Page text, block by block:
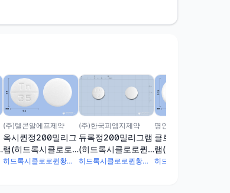
(주)텔콘알에프제약
옥시퀸정200밀리그
램(히드록시클로로
퀸황산염)
히드록시클로로퀸황산염 200mg
(주)한국피엠지제약
듀록정200밀리그램
(히드록시클로로퀸
황산염)
히드록시클로로퀸황산염 200mg
명인제약(주)
클로퀸정200밀리그
램(히드록시클로로
퀸황산염)